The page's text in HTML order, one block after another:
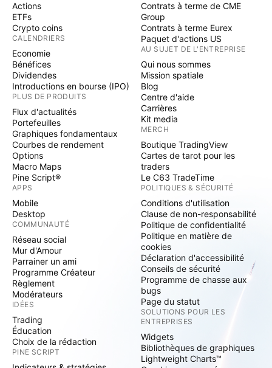
Actions
ETFs
Crypto coins
CALENDRIERS
Economie
Bénéfices
Dividendes
Introductions en bourse (IPO)
PLUS DE PRODUITS
Flux d'actualités
Portefeuilles
Graphiques fondamentaux
Courbes de rendement
Options
Macro Maps
Pine Script®
APPS
Mobile
Desktop
COMMUNAUTÉ
Réseau social
Mur d'Amour
Parrainer un ami
Programme Créateur
Règlement
Modérateurs
IDÉES
Trading
Éducation
Choix de la rédaction
PINE SCRIPT
Contrats à terme de CME
Group
Contrats à terme Eurex
Paquet d'actions US
AU SUJET DE L'ENTREPRISE
Qui nous sommes
Mission spatiale
Blog
Centre d'aide
Carrières
Kit media
MERCH
Boutique TradingView
Cartes de tarot pour les
traders
Le C63 TradeTime
POLITIQUES & SÉCURITÉ
Conditions d'utilisation
Clause de non-responsabilité
Politique de confidentialité
Politique en matière de
cookies
Déclaration d'accessibilité
Conseils de sécurité
Programme de chasse aux
bugs
Page du statut
SOLUTIONS POUR LES
ENTREPRISES
Widgets
Bibliothèques de graphiques
Lightweight Charts™